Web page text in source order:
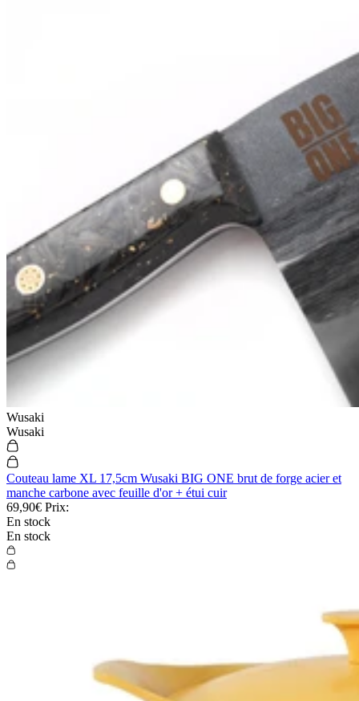
Wusaki
Wusaki
Couteau lame XL 17,5cm Wusaki BIG ONE brut de forge acier et
manche carbone avec feuille d'or + étui cuir
69,90€ Prix:
En stock
En stock